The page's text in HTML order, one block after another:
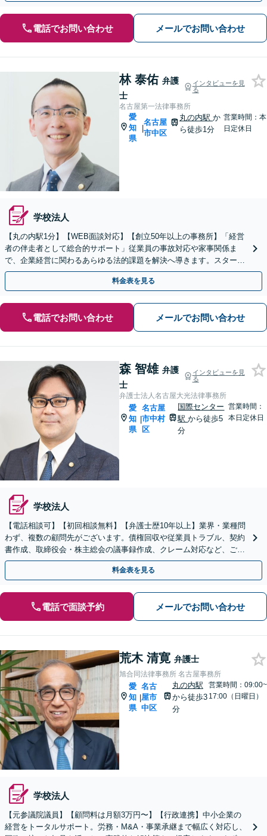
電話でお問い合わせ メールでお問い合わせ
林 泰佑 弁護
士
インタビューを見
る
名古屋第一法律事務所
愛
知
県
|
名古屋
市中区
丸の内駅か
ら徒歩1分
営業時間：本
日定休日
学校法人
【丸の内駅1分】【WEB面談対応】【創立50年以上の事務所】「経営
者の伴走者として総合的サポート」従業員の事故対応や家事関係ま
で、企業経営に関わるあらゆる法的課題を解決へ導きます。スタート
アップから中小企業まで幅広く対応【休日・夜間相談可】
料金表を見る
電話でお問い合わせ メールでお問い合わせ
森 智雄 弁護
士
インタビューを見
る
弁護士法人名古屋大光法律事務所
愛
知
県
|
名古屋
市中村
区
国際センター
駅から徒歩5
分
営業時間：
本日定休日
学校法人
【電話相談可】【初回相談無料】【弁護士歴10年以上】業界・業種問
わず、複数の顧問先がございます。債権回収や従業員トラブル、契約
書作成、取締役会・株主総会の議事録作成、クレーム対応など、ご相
談ください【名古屋駅10分】【休日・夜間相談可】
料金表を見る
電話で面談予約 メールでお問い合わせ
荒木 清寛 弁護士
旭合同法律事務所 名古屋事務所
愛
知
県
|
名古
屋市
中区
丸の内駅
から徒歩3
分
営業時間：09:00~
17:00（日曜日）
学校法人
【元参議院議員】【顧問料は月額3万円〜】【行政連携】中小企業の
経営をトータルサポート。労務・M&A・事業承継まで幅広く対応し、